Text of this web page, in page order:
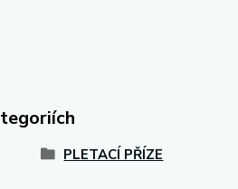
PLETACÍ PŘÍZE